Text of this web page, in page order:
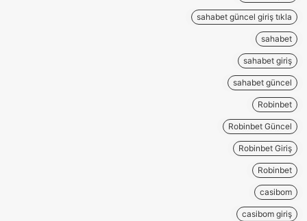
sahabet güncel giriş tıkla
sahabet
sahabet giriş
sahabet güncel
Robinbet
Robinbet Güncel
Robinbet Giriş
Robinbet
casibom
casibom giriş